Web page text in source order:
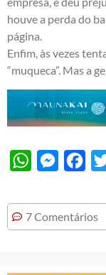
houve a perda do
página.
Enfim, às vezes
“muqueca”. Mas a
WhatsApp
7 Comentários